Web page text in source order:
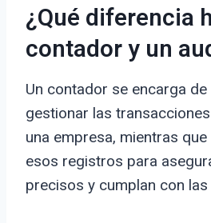
¿Qué diferencia
contador y un
Un contador se encarga
gestionar las
una empresa, mientras
esos registros para
precisos y cumplan con